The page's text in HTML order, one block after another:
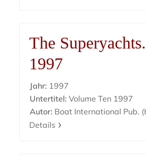
The Superyachts.
1997
Jahr: 1997
Untertitel: Volume Ten 1997
Autor: Boat International Pub.
Details